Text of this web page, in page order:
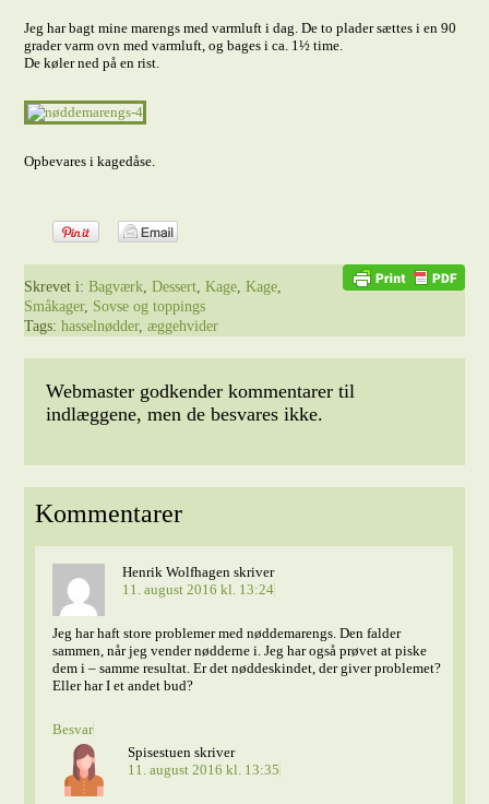
Jeg har bagt mine marengs med varmluft i dag. De to plader sættes i en 90
grader varm ovn med varmluft, og bages i ca. 1½ time.
De køler ned på en rist.
Opbevares i kagedåse.
Skrevet i:Bagværk,Dessert,Kage,Kage,
Småkager, Sovse og toppings
Tags:hasselnødder,æggehvider
Webmaster godkender kommentarer til
indlæggene, men de besvares ikke.
Kommentarer
Henrik Wolfhagen skriver
11. august 2016 kl. 13:24
Jeg har haft store problemer med nøddemarengs. Den falder
sammen, når jeg vender nødderne i. Jeg har også prøvet at piske
dem i – samme resultat. Er det nøddeskindet, der giver problemet?
Eller har I et andet bud?
Besvar
Spisestuen skriver
11. august 2016 kl. 13:35